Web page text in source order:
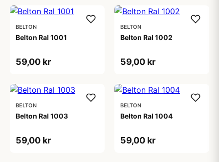
BELTON
Belton Ral 1001
59,00 kr
BELTON
Belton Ral 1002
59,00 kr
BELTON
Belton Ral 1003
59,00 kr
BELTON
Belton Ral 1004
59,00 kr